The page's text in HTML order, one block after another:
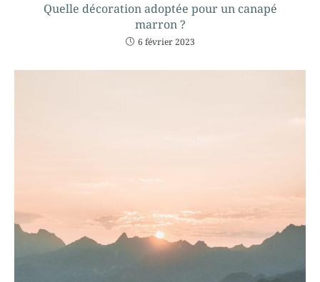
Quelle décoration adoptée pour un canapé
marron ?
6 février 2023